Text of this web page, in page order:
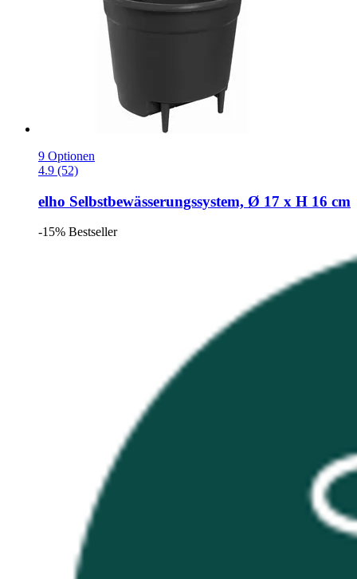
9 Optionen
4.9 (52)
elho Selbstbewässerungssystem, Ø 17 x H 16 cm
-15% Bestseller